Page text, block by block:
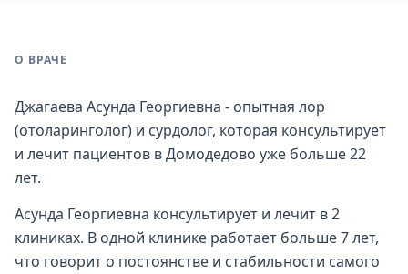
О ВРАЧЕ
Джагаева Асунда Георгиевна - опытная лор
(отоларинголог) и сурдолог, которая консультирует
и лечит пациентов в Домодедово уже больше 22
лет.
Асунда Георгиевна консультирует и лечит в 2
клиниках. В одной клинике работает больше 7 лет,
что говорит о постоянстве и стабильности самого